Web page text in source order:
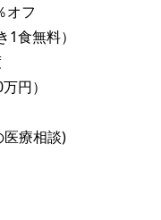
オフ
食無料）
円）
療相談)